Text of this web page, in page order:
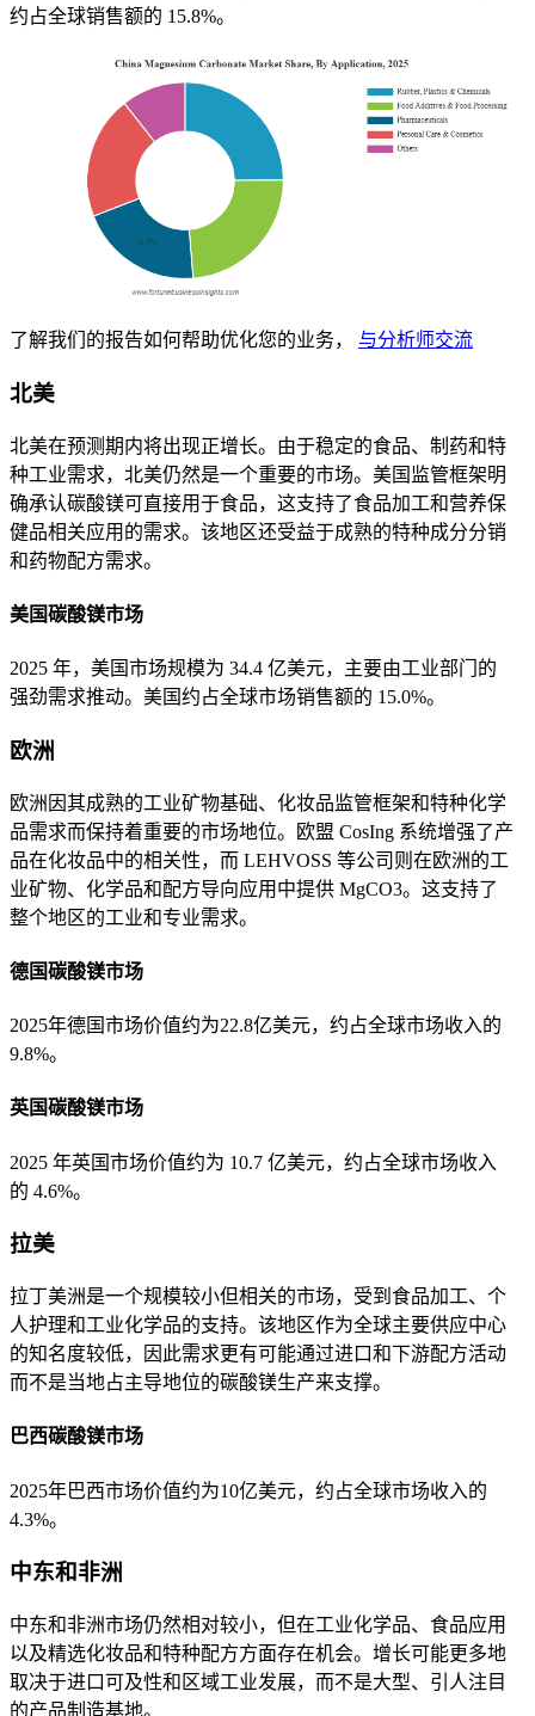
约占全球销售额的 15.8%。
了解我们的报告如何帮助优化您的业务， 与分析师交流
北美
北美在预测期内将出现正增长。由于稳定的食品、制药和特
种工业需求，北美仍然是一个重要的市场。美国监管框架明
确承认碳酸镁可直接用于食品，这支持了食品加工和营养保
健品相关应用的需求。该地区还受益于成熟的特种成分分销
和药物配方需求。
美国碳酸镁市场
2025 年，美国市场规模为 34.4 亿美元，主要由工业部门的
强劲需求推动。美国约占全球市场销售额的 15.0%。
欧洲
欧洲因其成熟的工业矿物基础、化妆品监管框架和特种化学
品需求而保持着重要的市场地位。欧盟 CosIng 系统增强了产
品在化妆品中的相关性，而 LEHVOSS 等公司则在欧洲的工
业矿物、化学品和配方导向应用中提供 MgCO3。这支持了
整个地区的工业和专业需求。
德国碳酸镁市场
2025年德国市场价值约为22.8亿美元，约占全球市场收入的
9.8%。
英国碳酸镁市场
2025 年英国市场价值约为 10.7 亿美元，约占全球市场收入
的 4.6%。
拉美
拉丁美洲是一个规模较小但相关的市场，受到食品加工、个
人护理和工业化学品的支持。该地区作为全球主要供应中心
的知名度较低，因此需求更有可能通过进口和下游配方活动
而不是当地占主导地位的碳酸镁生产来支撑。
巴西碳酸镁市场
2025年巴西市场价值约为10亿美元，约占全球市场收入的
4.3%。
中东和非洲
中东和非洲市场仍然相对较小，但在工业化学品、食品应用
以及精选化妆品和特种配方方面存在机会。增长可能更多地
取决于进口可及性和区域工业发展，而不是大型、引人注目
的产品制造基地。